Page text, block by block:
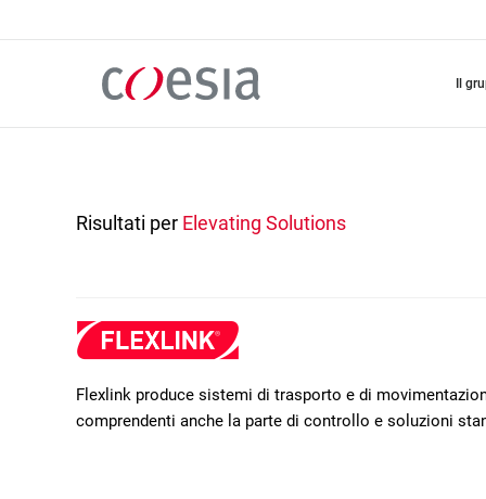
il
Risultati per Elevating Solutions
Flexlink produce sistemi di trasporto e di
comprendenti anche la parte di controllo e soluzioni